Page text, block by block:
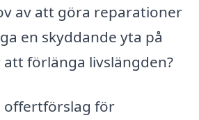
av att göra reparationer
en skyddande yta på
förlänga livslängden?
offertförslag för